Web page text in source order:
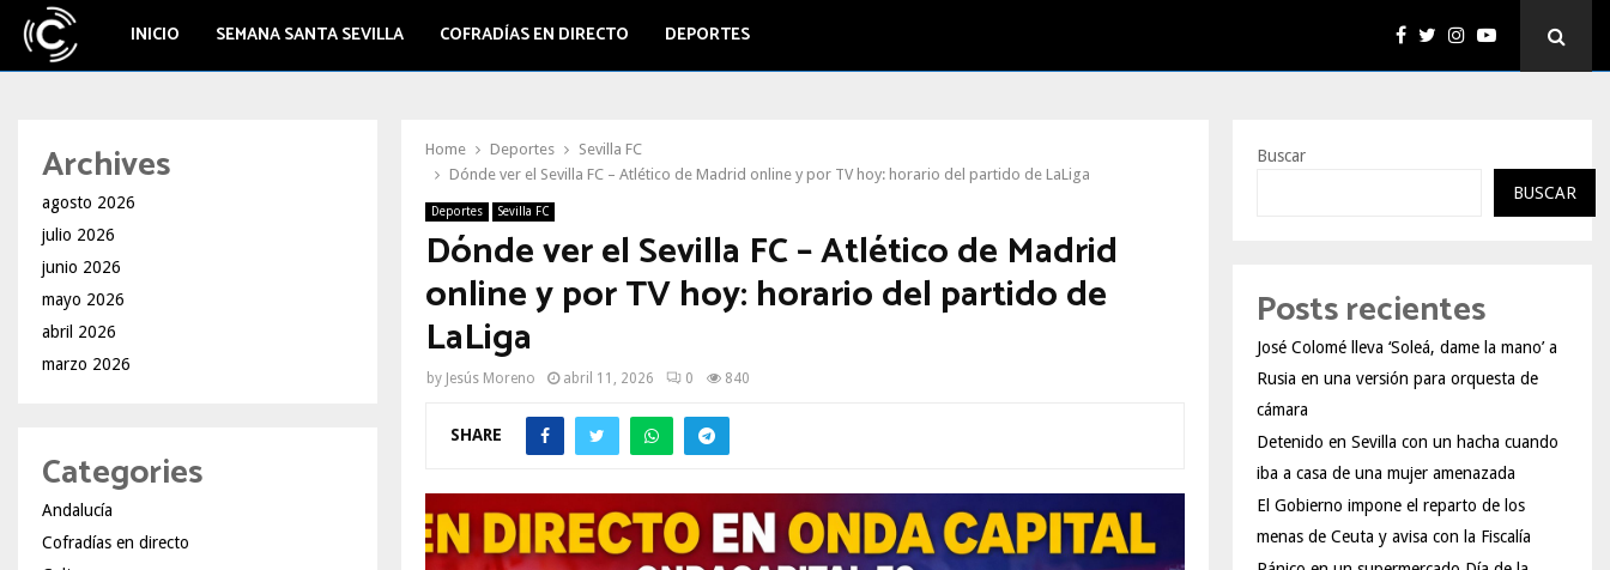
INICIO SEMANA SANTA SEVILLA COFRADÍAS EN DIRECTO DEPORTES
Home Deportes
Sevilla FC
Dónde ver el Sevilla FC – Atlético de Madrid online y por TV hoy: horario del partido de LaLiga
Deportes Sevilla FC
Dónde ver el Sevilla FC – Atlético de Madrid
online y por TV hoy: horario del partido de
LaLiga
by Jesús Moreno abril 11, 2026 0 840
SHARE
Archives
agosto 2026
julio 2026
junio 2026
mayo 2026
abril 2026
marzo 2026
Categories
Andalucía
Cofradías en directo
Buscar
BUSCAR
Posts recientes
José Colomé lleva ‘Soleá, dame la mano’ a
Rusia en una versión para orquesta de
cámara
Detenido en Sevilla con un hacha cuando
iba a casa de una mujer amenazada
El Gobierno impone el reparto de los
menas de Ceuta y avisa con la Fiscalía